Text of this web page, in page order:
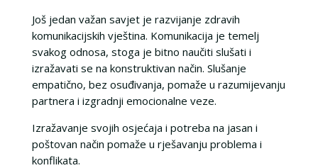
Još jedan važan savjet je razvijanje zdravih
komunikacijskih vještina. Komunikacija je temelj
svakog odnosa, stoga je bitno naučiti slušati i
izražavati se na konstruktivan način. Slušanje
empatično, bez osuđivanja, pomaže u razumijevanju
partnera i izgradnji emocionalne veze.
Izražavanje svojih osjećaja i potreba na jasan i
poštovan način pomaže u rješavanju problema i
konflikata.